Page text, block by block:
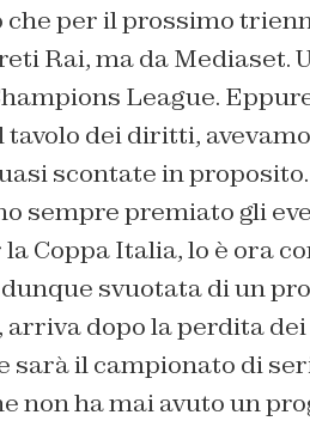
per il prossimo
Rai, ma da Mediaset.
League.
tavolo dei diritti,
scontate in
sempre premiato gli
Coppa Italia, lo è ora
svuotata di un
dopo la perdita
sarà il campionato di
non ha mai avuto un